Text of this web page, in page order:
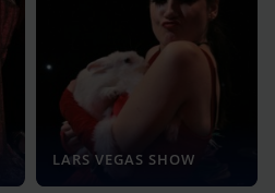
LARS VEGAS SHOW